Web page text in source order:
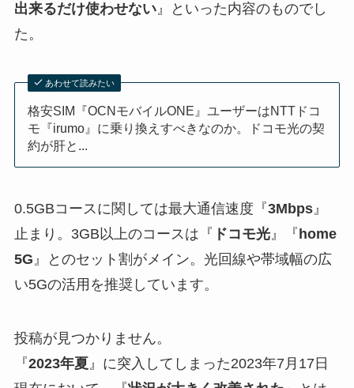
出来るだけ使わせない』といった内容のものでし
た。
あわせて読みたい
格安SIM『OCNモバイルONE』ユーザーはNTTドコ
モ『irumo』に乗り換えすべきなのか。ドコモ光の契
約が肝と...
0.5GBコースに関しては最大通信速度『3Mbps』
止まり。3GB以上のコースは『 ドコモ光』『home
5G 』とのセット割がメイン。光回線や帯域幅の広
い5Gの活用を推奨しています。
投稿が見つかりません。
『2023年夏』に突入してしまった2023年7月17日